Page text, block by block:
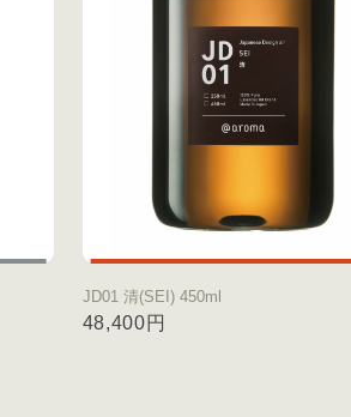
JD01 清(SEI) 450ml
48,400円